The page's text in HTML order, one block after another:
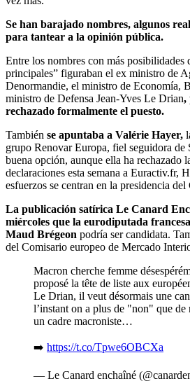
Se han barajado nombres, algunos
para tantear a la opinión pública.
Entre los nombres con más posibilidades
principales” figuraban el ex ministro de
Denormandie, el ministro de Economía,
ministro de Defensa Jean-Yves Le Drian,
rechazado formalmente el puesto.
También se apuntaba a Valérie Hayer,
grupo Renovar Europa, fiel seguidora de
buena opción, aunque ella ha rechazado
declaraciones esta semana a Euractiv.fr,
esfuerzos se centran en la presidencia del
La publicación satírica Le Canard
miércoles que la eurodiputada
Maud Brégeon podría ser candidata.
del Comisario europeo de Mercado
Macron cherche femme
proposé la tête de liste aux
Le Drian, il veut désormais une
l’instant on a plus de "non" que de
un cadre macroniste…
➡️ https://t.co/Tpwe6OBCXa
— Le Canard enchaîné